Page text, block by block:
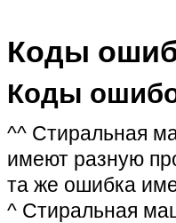
Коды
Коды
^^ Стиральная
имеют разную
та же ошибка
^ Стиральная